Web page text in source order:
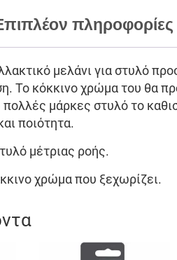
πληροφορίες
μελάνι για στυλό
Το κόκκινο χρώμα του θα
μάρκες στυλό το
ποιότητα.
μέτριας ροής.
χρώμα που ξεχωρίζει.